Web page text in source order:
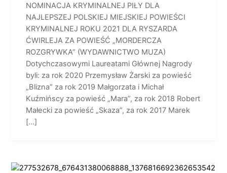
NOMINACJA KRYMINALNEJ PIŁY DLA
NAJLEPSZEJ POLSKIEJ MIEJSKIEJ POWIEŚCI
KRYMINALNEJ ROKU 2021 DLA RYSZARDA
ĆWIRLEJA ZA POWIEŚĆ „MORDERCZA
ROZGRYWKA” (WYDAWNICTWO MUZA)
Dotychczasowymi Laureatami Głównej Nagrody
byli: za rok 2020 Przemysław Żarski za powieść
„Blizna” za rok 2019 Małgorzata i Michał
Kuźmińscy za powieść „Mara”, za rok 2018 Robert
Małecki za powieść „Skaza”, za rok 2017 Marek
[…]